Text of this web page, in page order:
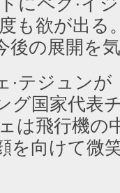
も欲が出る
後の展開を
·テジュンが
グ国家代表
は飛行機の
を向けて微